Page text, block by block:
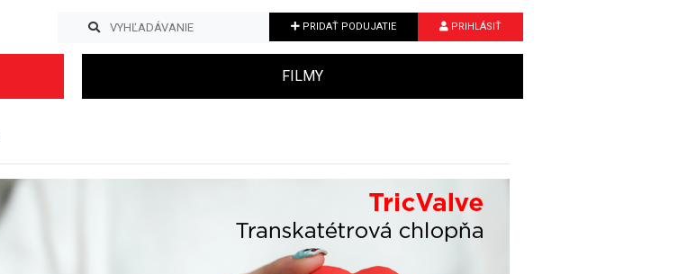
PRIDAŤ PODUJATIE PRIHLÁSIŤ
FILMY